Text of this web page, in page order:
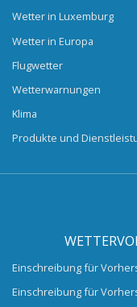
Wetter in Luxemburg
Wetter in Europa
Flugwetter
Wetterwarnungen
Klima
Produkte und
Einschreibung für
Einschreibung für